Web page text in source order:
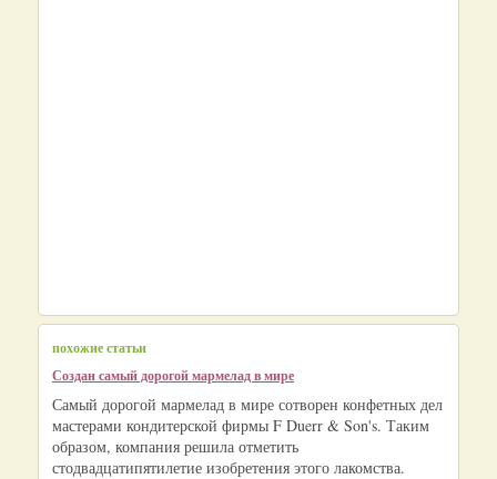
похожие статьи
Создан самый дорогой мармелад в мире
Самый дорогой мармелад в мире сотворен конфетных дел
мастерами кондитерской фирмы F Duerr & Son's. Таким
образом, компания решила отметить
стодвадцатипятилетие изобретения этого лакомства.